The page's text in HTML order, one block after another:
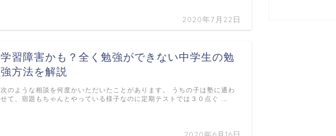
2020年7月22日
学習障害かも？全く勉強ができない中学生の勉
強方法を解説
次のような相談を何度かいただいたことがあります。 うちの子は塾に通わ
せて、宿題もちゃんとやっている様子なのに定期テストでは３０点ぐ …